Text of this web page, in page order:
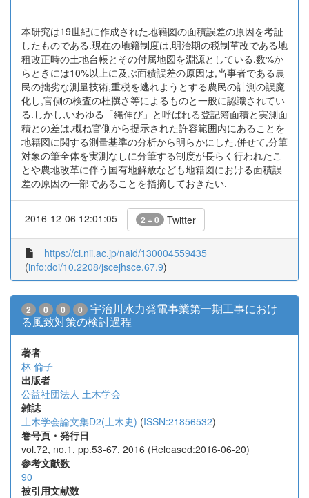
本研究は19世紀に作成された地籍図の面積誤差の原因を考証
したものである.現在の地籍制度は,明治期の税制革改である地
租改正時の土地台帳とその付属地図を淵源としている.数%か
らときには10%以上に及ぶ面積誤差の原因は,当事者である農
民の拙劣な測量技術,重税を逃れようとする農民の計測の誤魔
化し,官側の検査の杜撰さ等によるものと一般に認識されてい
る.しかし,いわゆる「縄伸び」と呼ばれる登記簿面積と実測面
積との差は,概ね官側から提示された許容範囲内にあることを
地籍図に関する測量基準の分析から明らかにした.併せて,分筆
対象の筆全体を実測なしに分筆する制度が長らく行われたこ
とや農地改革に伴う国有地解放なども地籍図における面積誤
差の原因の一部であることを指摘しておきたい.
2016-12-06 12:01:05 2 + 0 Twitter
https://ci.nii.ac.jp/naid/130004559435
(info:doi/10.2208/jscejhsce.67.9)
2 0 0 0
宇治川水力発電事業第一期工事におけ
る風致対策の検討過程
著者
林 倫子
出版者
公益社団法人 土木学会
雑誌
土木学会論文集D2(土木史) (ISSN:21856532)
巻号頁・発行日
vol.72, no.1, pp.53-67, 2016 (Released:2016-06-20)
参考文献数
90
被引用文献数